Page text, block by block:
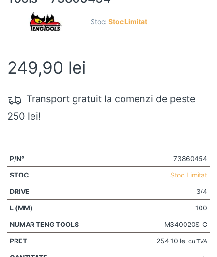
Stoc:Stoc Limitat
249,90 lei
Transport gratuit la comenzi de peste
250 lei!
73860454
Stoc Limitat
3/4
100
M340020S-C
254,10 lei cu TVA